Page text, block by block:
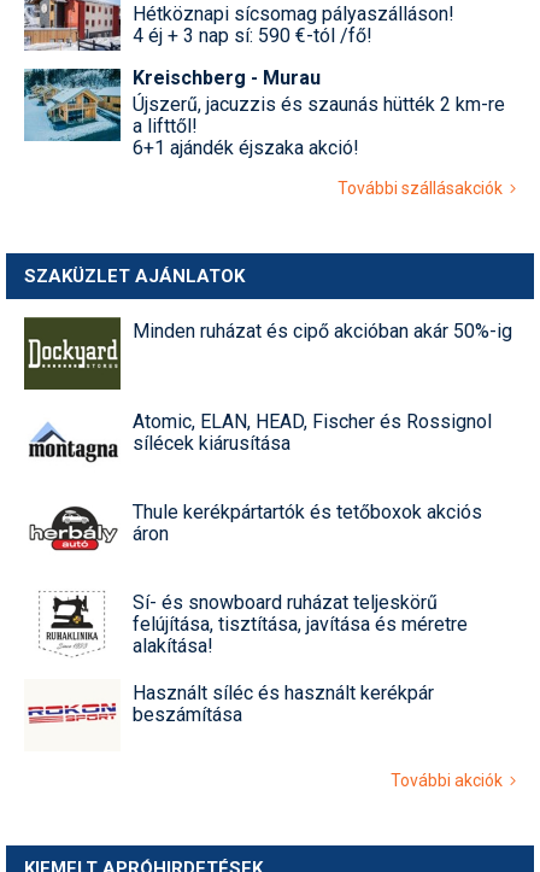
Hétköznapi sícsomag pályaszálláson!
4 éj + 3 nap sí: 590 €-tól /fő!
Kreischberg - Murau
Újszerű, jacuzzis és szaunás hütték 2 km-re
a lifttől!
6+1 ajándék éjszaka akció!
További szállásakciók
SZAKÜZLET AJÁNLATOK
Minden ruházat és cipő akcióban akár 50%-ig
Atomic, ELAN, HEAD, Fischer és Rossignol
sílécek kiárusítása
Thule kerékpártartók és tetőboxok akciós
áron
Sí- és snowboard ruházat teljeskörű
felújítása, tisztítása, javítása és méretre
alakítása!
Használt síléc és használt kerékpár
beszámítása
További akciók